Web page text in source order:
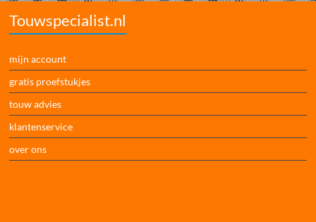
Touwspecialist.nl
mijn account
gratis proefstukjes
touw advies
klantenservice
over ons